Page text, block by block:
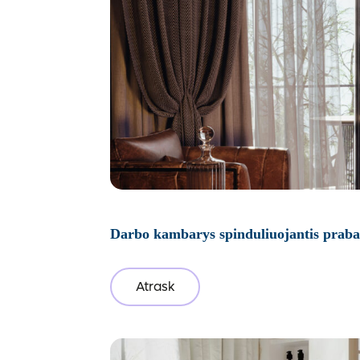
Darbo kambarys spinduliuojantis
Atrask